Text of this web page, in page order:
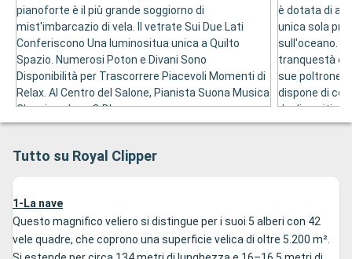
pianoforte è il più grande soggiorno di
mist'imbarcazio di vela. Il vetrate Sui Due Lati
Conferiscono Una luminositua unica a Quilto
Spazio. Numerosi Poton e Divani Sono
Disponibilità per Trascorrere Piacevoli Momenti di
Relax. Al Centro del Salone, Pianista Suona Musica
Classica, Jazz O Blues.
è dotata di
unica sola
sull'oceano.
tranquestà
sue poltrone
dispone di
degli ospiti.
Tutto su Royal Clipper
1-La nave
Questo magnifico veliero si distingue per i suoi 5 alberi con 42
vele quadre, che coprono una superficie velica di oltre 5.200 m².